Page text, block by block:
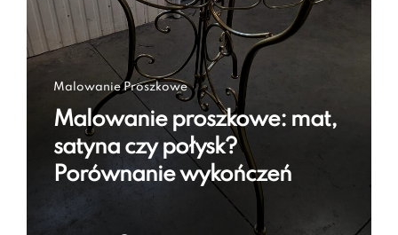
Malowanie Proszkowe
Malowanie proszkowe: mat,
satyna czy połysk?
Porównanie wykończeń